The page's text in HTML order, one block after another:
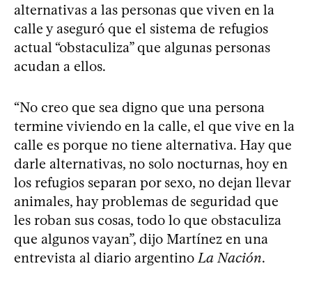
alternativas a las personas que viven en la
calle y aseguró que el sistema de refugios
actual “obstaculiza” que algunas personas
acudan a ellos.
“No creo que sea digno que una persona
termine viviendo en la calle, el que vive en la
calle es porque no tiene alternativa. Hay que
darle alternativas, no solo nocturnas, hoy en
los refugios separan por sexo, no dejan llevar
animales, hay problemas de seguridad que
les roban sus cosas, todo lo que obstaculiza
que algunos vayan”, dijo Martínez en una
entrevista al diario argentino La Nación.